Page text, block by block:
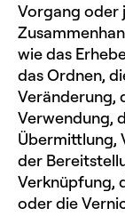
Vorgang oder
wie das
das Ordnen,
Veränderung,
Verwendung,
Übermittlung,
der
Verknüpfung,
oder die